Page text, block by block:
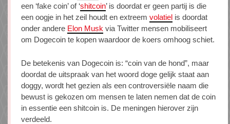
een ‘fake coin’ of ‘shitcoin’ is doordat er geen partij is die
een oogje in het zeil houdt en extreem volatiel is doordat
onder andere Elon Musk via Twitter mensen mobiliseert
om Dogecoin te kopen waardoor de koers omhoog schiet.
De betekenis van Dogecoin is: “coin van de hond”, maar
doordat de uitspraak van het woord doge gelijk staat aan
doggy, wordt het gezien als een controversiële naam die
bewust is gekozen om mensen te laten nemen dat de coin
in essentie een shitcoin is. De meningen hierover zijn
verdeeld.